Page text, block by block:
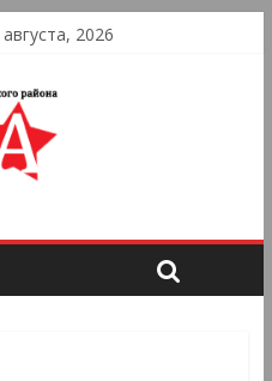
2026